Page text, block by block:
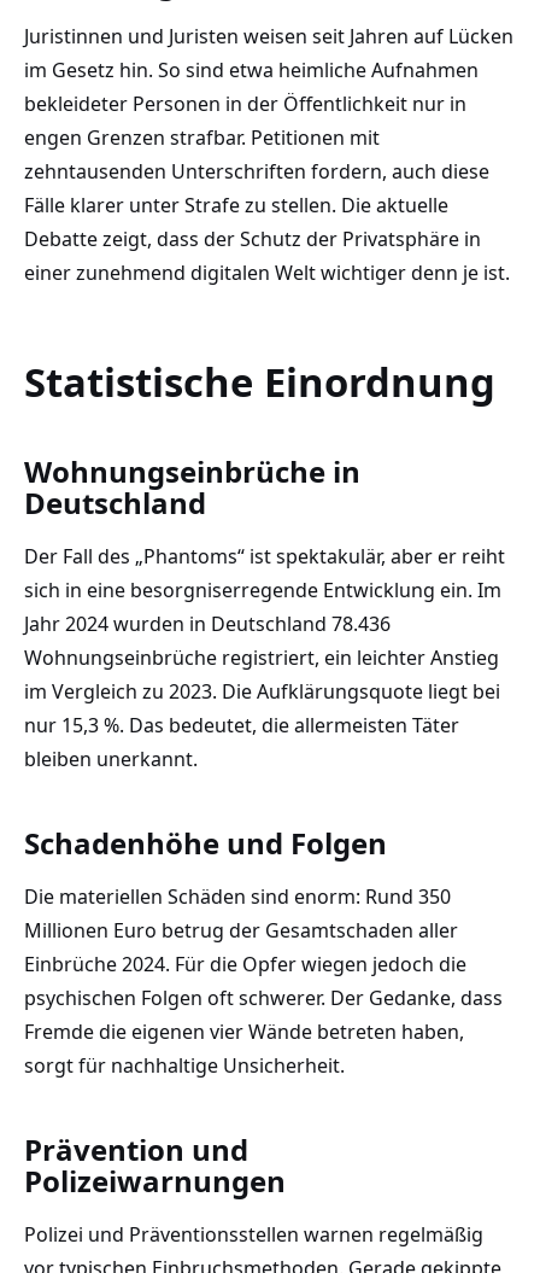
Juristinnen und Juristen weisen seit Jahren auf Lücken
im Gesetz hin. So sind etwa heimliche Aufnahmen
bekleideter Personen in der Öffentlichkeit nur in
engen Grenzen strafbar. Petitionen mit
zehntausenden Unterschriften fordern, auch diese
Fälle klarer unter Strafe zu stellen. Die aktuelle
Debatte zeigt, dass der Schutz der Privatsphäre in
einer zunehmend digitalen Welt wichtiger denn je ist.
Statistische Einordnung
Wohnungseinbrüche in
Deutschland
Der Fall des „Phantoms“ ist spektakulär, aber er reiht
sich in eine besorgniserregende Entwicklung ein. Im
Jahr 2024 wurden in Deutschland 78.436
Wohnungseinbrüche registriert, ein leichter Anstieg
im Vergleich zu 2023. Die Aufklärungsquote liegt bei
nur 15,3 %. Das bedeutet, die allermeisten Täter
bleiben unerkannt.
Schadenhöhe und Folgen
Die materiellen Schäden sind enorm: Rund 350
Millionen Euro betrug der Gesamtschaden aller
Einbrüche 2024. Für die Opfer wiegen jedoch die
psychischen Folgen oft schwerer. Der Gedanke, dass
Fremde die eigenen vier Wände betreten haben,
sorgt für nachhaltige Unsicherheit.
Prävention und
Polizeiwarnungen
Polizei und Präventionsstellen warnen regelmäßig